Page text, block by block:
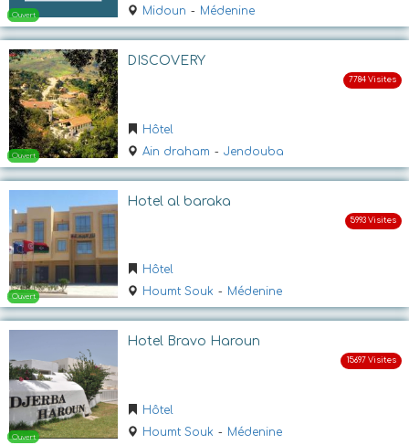
Ouvert
Ouvert
Ouvert
Midoun - Médenine
DISCOVERY
Hôtel
Ain draham - Jendouba
Hotel al baraka
Hôtel
Houmt Souk - Médenine
Hotel Bravo Haroun
Hôtel
Houmt Souk - Médenine